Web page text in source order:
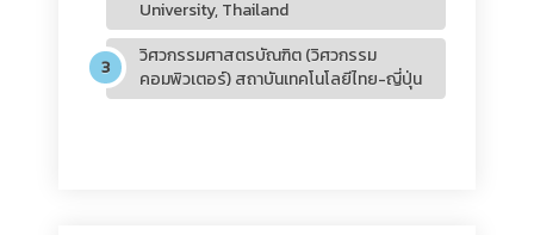
University, Thailand
วิศวกรรมศาสตรบัณฑิต (วิศวกรรม
คอมพิวเตอร์) สถาบันเทคโนโลยีไทย-ญี่ปุ่น